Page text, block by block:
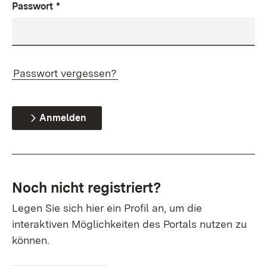
Passwort *
Passwort vergessen?
Anmelden
Noch nicht registriert?
Legen Sie sich hier ein Profil an, um die
interaktiven Möglichkeiten des Portals nutzen zu
können.